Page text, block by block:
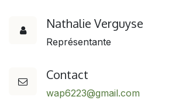
Nathalie Verguyse
Représentante
Contact
wap6223@gmail.com